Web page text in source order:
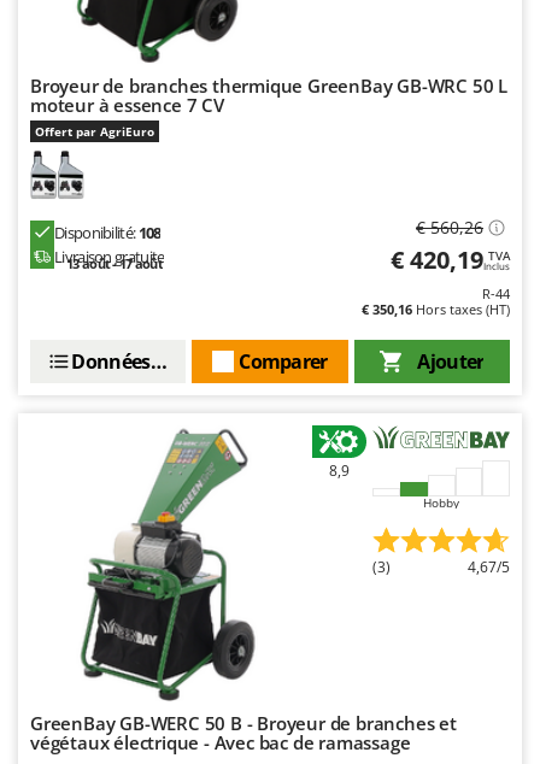
Prismafood
R
R.G.V.
Rato
Reber
Redback
Resto Italia
Ribimex
Rossofuoco
Rover Pompe
Royal Food
Ryobi
S.T.P.
Santos
Schnitzer
Broyeur de branches thermique GreenBay GB-WRC 50 L
moteur à essence 7 CV
Offert par AgriEuro
Disponibilité:108
Livraison gratuite
13 août - 17 août
€ 560,26
€ 420,19 TVA
Inclus
R-44
€ 350,16 Hors taxes (HT)
Ajouter
Comparer
Données techniques
8,9
Hobby
(3) 4,67/5
GreenBay GB-WERC 50 B - Broyeur de branches et
végétaux électrique - Avec bac de ramassage